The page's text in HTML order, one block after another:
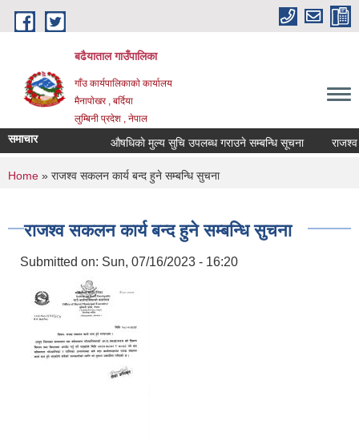
Skip to main content
बढैयाताल गाउँपालिका
गाँउ कार्यपालिकाकाे कार्यालय
मैनापाेखर , बर्दिया
लुम्बिनी प्रदेश , नेपाल
समाचार औषधिकाे मुल्य सुचि उपलब्ध गराउने सम्बन्धि सूचना
You are here
Home » राजश्व स‌कलन कार्य बन्द हुने सम्बन्धि सुचना
राजश्व स‌कलन कार्य बन्द हुने सम्बन्धि सुचना
Submitted on: Sun, 07/16/2023 - 16:20